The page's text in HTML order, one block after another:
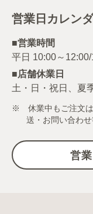
営業日カレン
■営業時間
■店舗休業日
土・日・祝日、夏
※ 休業中もご注文は
送・お問い合わ
営